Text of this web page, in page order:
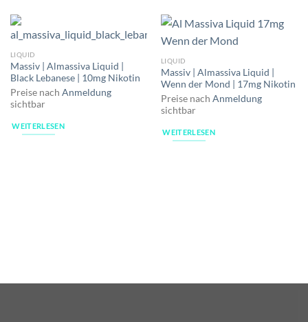
LIQUID
Massiv | Almassiva Liquid |
Black Lebanese | 10mg Nikotin
Preise nach Anmeldung
sichtbar
WEITERLESEN
LIQUID
Massiv | Almassiva Liquid |
Wenn der Mond | 17mg Nikotin
Preise nach Anmeldung
sichtbar
WEITERLESEN